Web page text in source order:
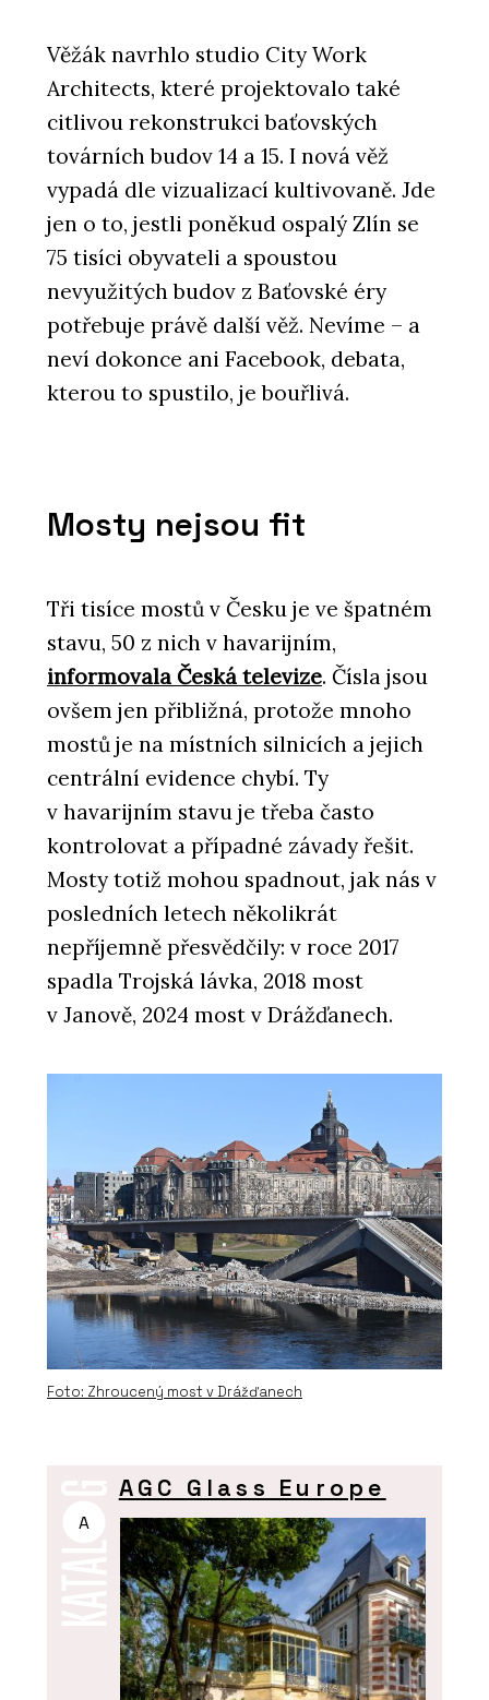
Věžák navrhlo studio City Work
Architects, které projektovalo také
citlivou rekonstrukci baťovských
továrních budov 14 a 15. I nová věž
vypadá dle vizualizací kultivovaně. Jde
jen o to, jestli poněkud ospalý Zlín se
75 tisíci obyvateli a spoustou
nevyužitých budov z Baťovské éry
potřebuje právě další věž. Nevíme – a
neví dokonce ani Facebook, debata,
kterou to spustilo, je bouřlivá.
Mosty nejsou fit
Tři tisíce mostů v Česku je ve špatném
stavu, 50 z nich v havarijním,
informovala Česká televize. Čísla jsou
ovšem jen přibližná, protože mnoho
mostů je na místních silnicích a jejich
centrální evidence chybí. Ty
v havarijním stavu je třeba často
kontrolovat a případné závady řešit.
Mosty totiž mohou spadnout, jak nás v
posledních letech několikrát
nepříjemně přesvědčily: v roce 2017
spadla Trojská lávka, 2018 most
v Janově, 2024 most v Drážďanech.
Foto: Zhroucený most v Drážďanech
A
AGC Glass Europe